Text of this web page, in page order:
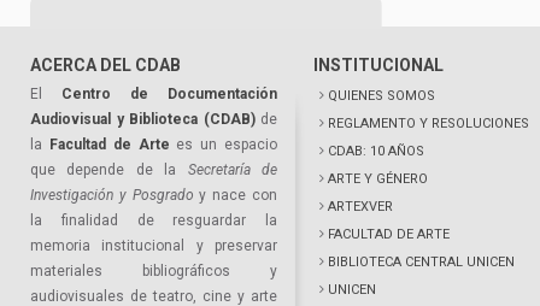
ACERCA DEL CDAB
El Centro de Documentación
Audiovisual y Biblioteca (CDAB)de
la
Facultad de Arte es un espacio
que depende de la Secretaría de
Investigación y Posgrado y nace con
la finalidad de resguardar la
memoria institucional y preservar
materiales bibliográficos y
audiovisuales de teatro, cine y arte
INSTITUCIONAL
QUIENES SOMOS
REGLAMENTO Y RESOLUCIONES
CDAB: 10 AÑOS
ARTE Y GÉNERO
ARTEXVER
FACULTAD DE ARTE
BIBLIOTECA CENTRAL UNICEN
UNICEN